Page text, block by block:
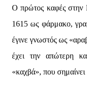
Ο πρώτος καφές στην
1615 ως φάρμακο,
έγινε γνωστός ως
έχει την απώτερη
«καχβά», που σημαίνει